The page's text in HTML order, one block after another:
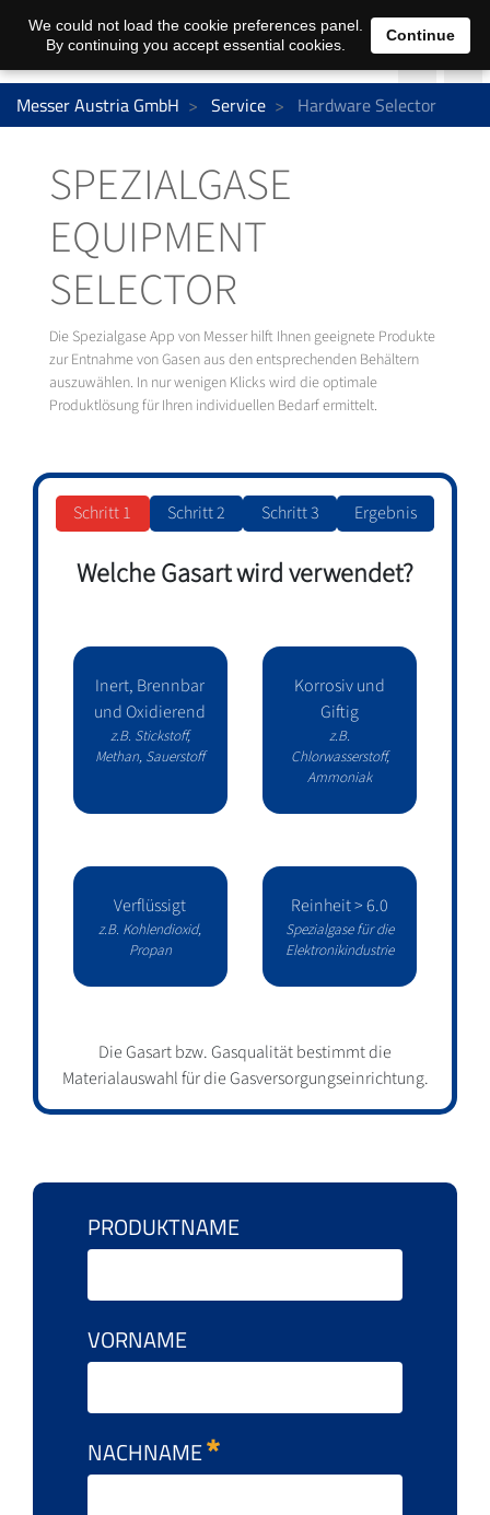
Messer Austria GmbH Service Hardware Selector
SPEZIALGASE
EQUIPMENT
SELECTOR
Die Spezialgase App von Messer hilft Ihnen geeignete Produkte
zur Entnahme von Gasen aus den entsprechenden Behältern
auszuwählen. In nur wenigen Klicks wird die optimale
Produktlösung für Ihren individuellen Bedarf ermittelt.
Schritt 1 Schritt 2 Schritt 3 Ergebnis
Welche Gasart wird verwendet?
Inert, Brennbar
und Oxidierend
z.B. Stickstoff,
Methan, Sauerstoff
Korrosiv und
Giftig
z.B.
Chlorwasserstoff,
Ammoniak
Verflüssigt
z.B. Kohlendioxid,
Propan
Reinheit > 6.0
Spezialgase für die
Elektronikindustrie
Die Gasart bzw. Gasqualität bestimmt die
Materialauswahl für die Gasversorgungseinrichtung.
PRODUKTNAME
VORNAME
NACHNAME
We could not load the cookie preferences panel.
By continuing you accept essential cookies.
Continue